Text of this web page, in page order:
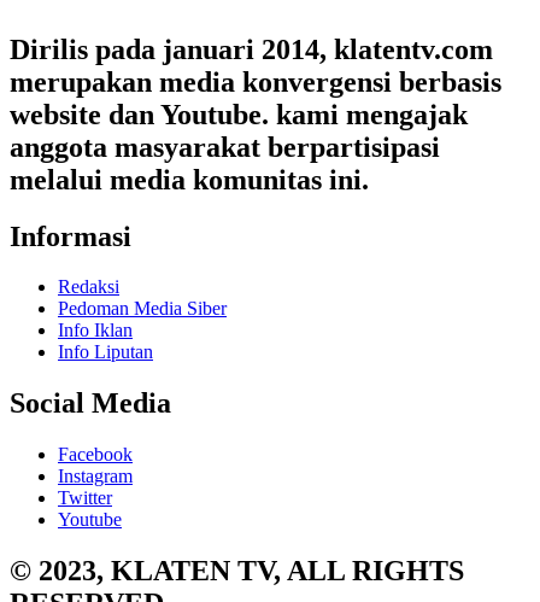
Dirilis pada januari 2014, klatentv.com
merupakan media konvergensi berbasis
website dan Youtube. kami mengajak
anggota masyarakat berpartisipasi
melalui media komunitas ini.
Informasi
Redaksi
Pedoman Media Siber
Info Iklan
Info Liputan
Social Media
Facebook
Instagram
Twitter
Youtube
© 2023, KLATEN TV, ALL RIGHTS